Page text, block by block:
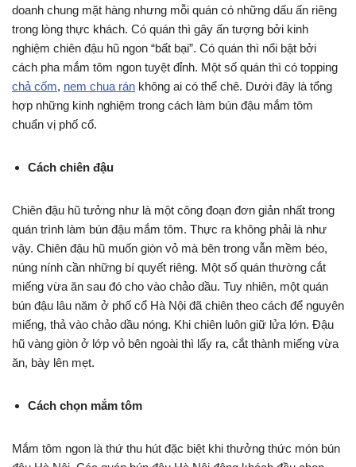
doanh chung mặt hàng nhưng mỗi quán có những dấu ấn riêng
trong lòng thực khách. Có quán thì gây ấn tượng bởi kinh
nghiệm chiên đậu hũ ngon “bất bại”. Có quán thì nổi bật bởi
cách pha mắm tôm ngon tuyệt đỉnh. Một số quán thì có topping
chả cốm, nem chua rán không ai có thể chê. Dưới đây là tổng
hợp những kinh nghiệm trong cách làm bún đậu mắm tôm
chuẩn vị phố cổ.
Cách chiên đậu
Chiên đậu hũ tưởng như là một công đoạn đơn giản nhất trong
quán trình làm bún đậu mắm tôm. Thực ra không phải là như
vậy. Chiên đậu hũ muốn giòn vỏ mà bên trong vẫn mềm béo,
núng nính cần những bí quyết riêng. Một số quán thường cắt
miếng vừa ăn sau đó cho vào chảo dầu. Tuy nhiên, một quán
bún đậu lâu năm ở phố cổ Hà Nội đã chiên theo cách để nguyên
miếng, thả vào chảo dầu nóng. Khi chiên luôn giữ lửa lớn. Đậu
hũ vàng giòn ở lớp vỏ bên ngoài thì lấy ra, cắt thành miếng vừa
ăn, bày lên mẹt.
Cách chọn mắm tôm
Mắm tôm ngon là thứ thu hút đặc biệt khi thưởng thức món bún